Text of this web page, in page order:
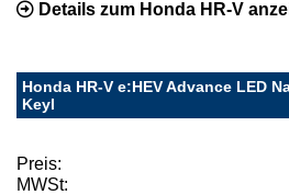
Details zum Honda HR-V
Honda HR-V e:HEV Advance LED
Keyl
Preis:
MWSt: